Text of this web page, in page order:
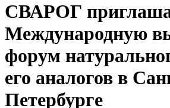
СВАРОГ
Международную
форум
его аналогов в
Петербурге